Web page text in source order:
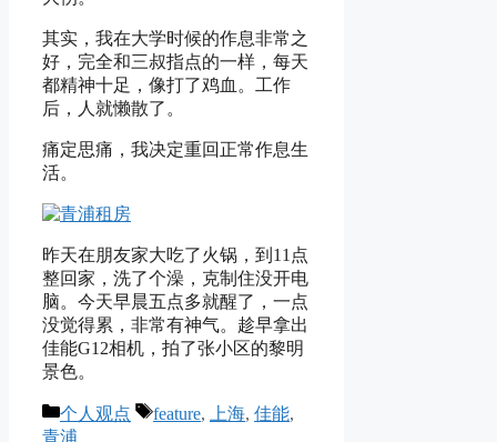
其实，我在大学时候的作息非常之
好，完全和三叔指点的一样，每天
都精神十足，像打了鸡血。工作
后，人就懒散了。
痛定思痛，我决定重回正常作息生
活。
昨天在朋友家大吃了火锅，到11点
整回家，洗了个澡，克制住没开电
脑。今天早晨五点多就醒了，一点
没觉得累，非常有神气。趁早拿出
佳能G12相机，拍了张小区的黎明
景色。
Categories
个人观点 Tags
feature, 上海, 佳能,
青浦